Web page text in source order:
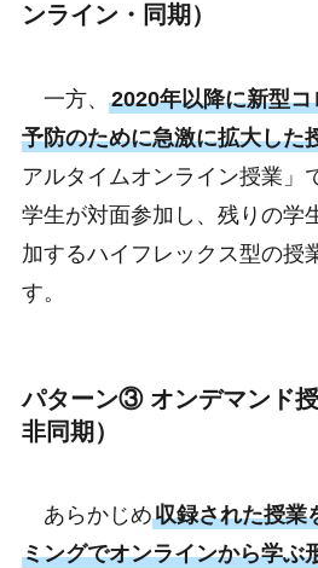
ンライン・同期）
一方、 2020年以降に新型
予防のために急激に拡大した
アルタイムオンライン授業」
学生が対面参加し、残りの学
加するハイフレックス型の授
す。
パターン③ オンデマンド
非同期）
あらかじめ収録された授業
ミングでオンラインから学ぶ